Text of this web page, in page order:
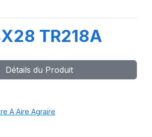
TR218A
Détails du Produit
A Aire Agraire